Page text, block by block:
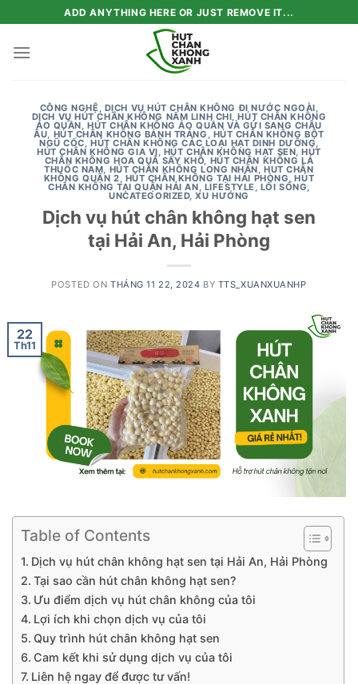
to
content
ADD ANYTHING HERE OR JUST REMOVE IT...
CÔNG NGHỆ, DỊCH VỤ HÚT CHÂN KHÔNG ĐI NƯỚC NGOÀI,
DỊCH VỤ HÚT CHÂN KHÔNG NẤM LINH CHI,HÚT CHÂN KHÔNG
ÁO QUẦN,HÚT CHÂN KHÔNG ÁO QUẦN VÀ GỬI SANG CHÂU
ÂU, HÚT CHÂN KHÔNG BÁNH TRÁNG , HÚT CHÂN KHÔNG BỘT
NGŨ CỐC,HÚT CHÂN KHÔNG CÁC LOẠI HẠT DINH DƯỠNG,
HÚT CHÂN KHÔNG GIA VỊ, HÚT CHÂN KHÔNG HẠT SEN,HÚT
CHÂN KHÔNG HOA QUẢ SẤY KHÔ, HÚT CHÂN KHÔNG LÁ
THUỐC NAM, HÚT CHÂN KHÔNG LONG NHÃN,HUT CHÂN
KHÔNG QUẬN 2, HÚT CHÂN KHÔNG TẠI HẢI PHÒNG,HÚT
CHÂN KHÔNG TẠI QUẬN HẢI AN, LIFESTYLE, LỐI SỐNG,
UNCATEGORIZED,XU HƯỚNG
Dịch vụ hút chân không hạt sen
tại Hải An, Hải Phòng
POSTED ON THÁNG 11 22, 2024 BY TTS_XUANXUANHP
22
Th11
Table of Contents
Dịch vụ hút chân không hạt sen tại Hải An, Hải Phòng
Tại sao cần hút chân không hạt sen?
Ưu điểm dịch vụ hút chân không của tôi
Lợi ích khi chọn dịch vụ của tôi
Quy trình hút chân không hạt sen
Cam kết khi sử dụng dịch vụ của tôi
Liên hệ ngay để được tư vấn!